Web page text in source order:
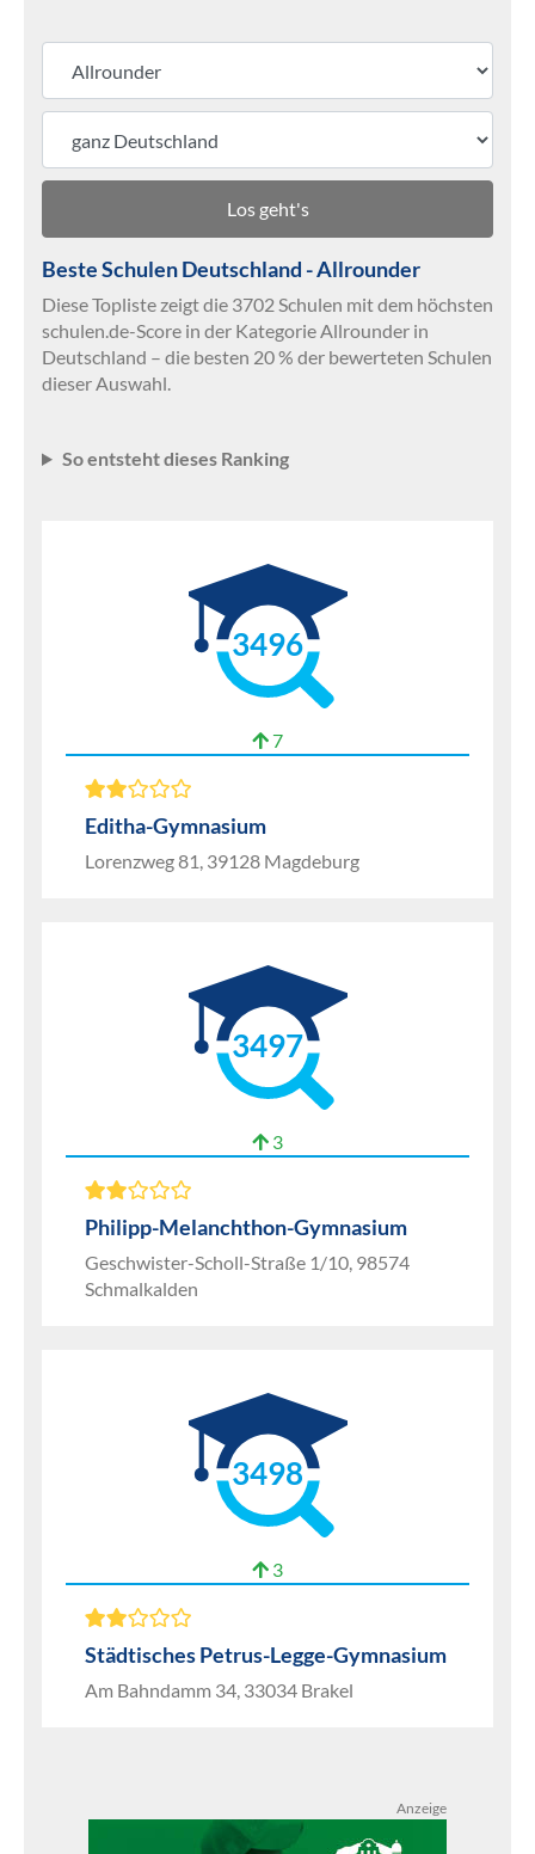
Los geht's
Beste Schulen Deutschland - Allrounder
Diese Topliste zeigt die 3702 Schulen mit dem höchsten
schulen.de-Score in der Kategorie Allrounder in
Deutschland – die besten 20 % der bewerteten Schulen
dieser Auswahl.
So entsteht dieses Ranking
3496
7
Editha-Gymnasium
Lorenzweg 81, 39128 Magdeburg
3497
3
Philipp-Melanchthon-Gymnasium
Geschwister-Scholl-Straße 1/10, 98574
Schmalkalden
3498
3
Städtisches Petrus-Legge-Gymnasium
Am Bahndamm 34, 33034 Brakel
Anzeige